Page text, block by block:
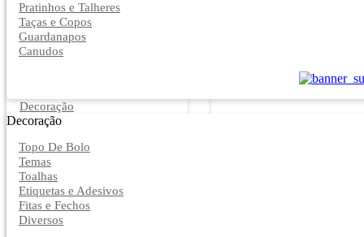
Pratinhos e Talheres
Taças e Copos
Guardanapos
Canudos
Decoração
Decoração
Topo De Bolo
Temas
Toalhas
Etiquetas e Adesivos
Fitas e Fechos
Diversos